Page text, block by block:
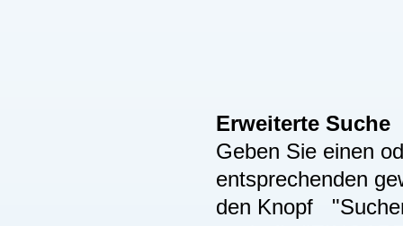
Erweiterte Suche
Geben Sie einen
entsprechenden
den Knopf